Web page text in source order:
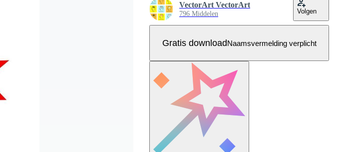
VectorArt VectorArt
796 Middelen Volgen
Gratis downloadNaamsvermelding verplicht